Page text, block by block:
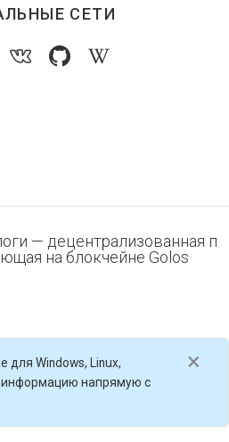
СЕТИ
— децентрализованная п
на блокчейне Golos
×
для Windows, Linux,
информацию напрямую с